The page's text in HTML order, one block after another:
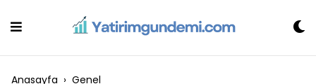
Anasayfa › Genel